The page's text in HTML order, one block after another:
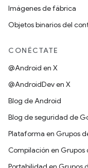
Imágenes de fábrica
Objetos binarios del
CONÉCTATE
@Android en X
@AndroidDev en X
Blog de Android
Blog de seguridad de
Plataforma en Grupos
Compilación en Grupos